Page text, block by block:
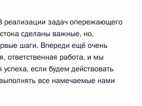
задач опережающего
сделаны важные, но,
шаги. Впереди ещё очень
ответственная работа, и мы
если будем действовать
все намечаемые нами